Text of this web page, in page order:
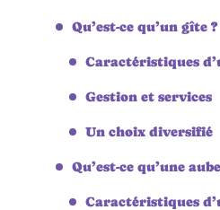
Qu’est-ce qu’un gîte ?
Caractéristiques
Gestion et services
Un choix diversifié
Qu’est-ce qu’une
Caractéristiques